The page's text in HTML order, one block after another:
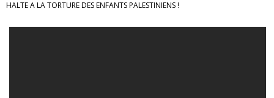
HALTE A LA TORTURE DES ENFANTS PALESTINIENS !